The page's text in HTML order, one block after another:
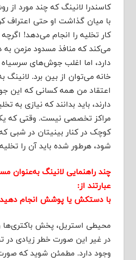
کاسندرا لانینگ که چند مورد از
با میان گذاشت او حتی اعتراف
کار تخلیه را انجام می‌دهد!
می‌کند که منافذ مسدود مزمن به
دارد، اما اغلب جوش‌های سرسیاه
خانه می‌توان از بین برد. لانینگ
اعتقاد من همه کسانی که این
دارند، باید بدانند که نیازی به
مراکز تخصصی نیست. وقتی
کوچک در کنار بینیتان در شبی که
شود، هرطور شده باید آن را
چند راهنمایی لانینگ به‌عنوان
عبارتند از:
با دستکش یا پوشش انجام دهید
محیطی استریل، پخش باکتری‌ها
در غیر این صورت خطر زیادی در
وجود دارد. مطمئن شوید که